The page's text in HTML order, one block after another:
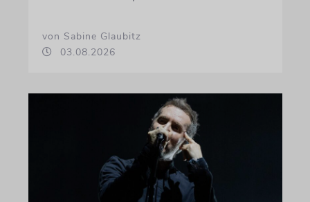
von Sabine Glaubitz
03.08.2026